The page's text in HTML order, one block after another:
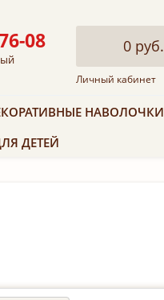
08 0 руб.
Личный кабинет
НАВОЛОЧКИ
ДЕТЕЙ